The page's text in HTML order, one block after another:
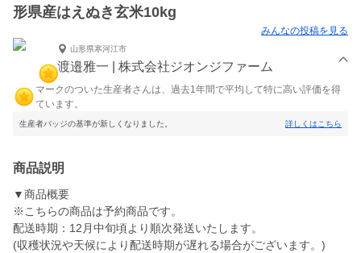
形県産はえぬき玄米10kg
みんなの投稿を見る
山形県寒河江市
渡邉雅一 | 株式会社ジオンジファーム
マークのついた生産者さんは、過去1年間で平均して特に高い評価を得
ています。
生産者バッジの基準が新しくなりました。 詳しくはこちら
商品説明
▼商品概要
※こちらの商品は予約商品です。
配送時期：12月中旬頃より順次発送いたします。
(収穫状況や天候により配送時期が遅れる場合がございます。)